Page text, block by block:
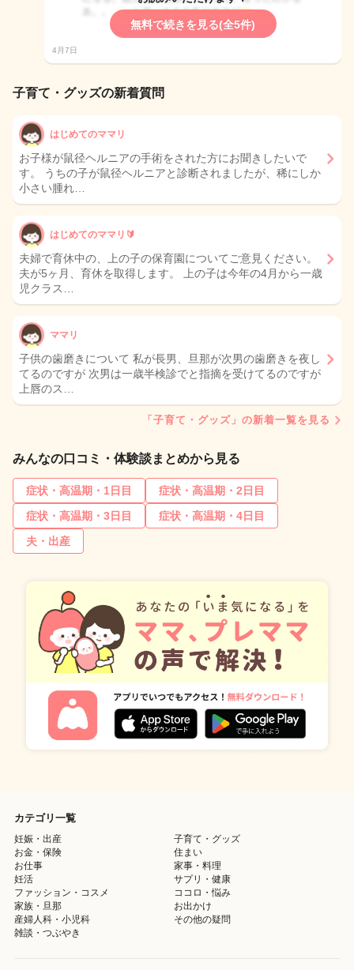
無料で続きを見る(全5件)
4月7日
子育て・グッズの新着質問
はじめてのママリ
お子様が鼠径ヘルニアの手術をされた方にお聞きしたいで
す。 うちの子が鼠径ヘルニアと診断されましたが、稀にしか
小さい腫れ…
はじめてのママリ🔰
夫婦で育休中の、上の子の保育園についてご意見ください。
夫が5ヶ月、育休を取得します。 上の子は今年の4月から一歳
児クラス…
ママリ
子供の歯磨きについて 私が長男、旦那が次男の歯磨きを夜し
てるのですが 次男は一歳半検診でと指摘を受けてるのですが
上唇のス…
「子育て・グッズ」の新着一覧を見る
みんなの口コミ・体験談まとめから見る
症状・高温期・1日目
症状・高温期・2日目
症状・高温期・3日目
症状・高温期・4日目
夫・出産
カテゴリ一覧
妊娠・出産
子育て・グッズ
お金・保険
住まい
お仕事
家事・料理
妊活
サプリ・健康
ファッション・コスメ
ココロ・悩み
家族・旦那
お出かけ
産婦人科・小児科
その他の疑問
雑談・つぶやき